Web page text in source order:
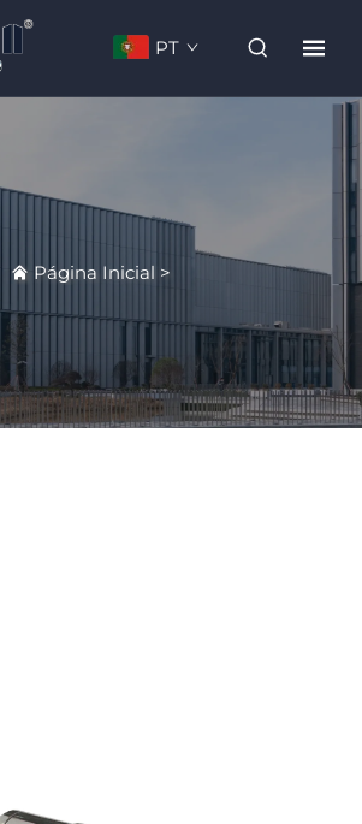
PT
Página Inicial >